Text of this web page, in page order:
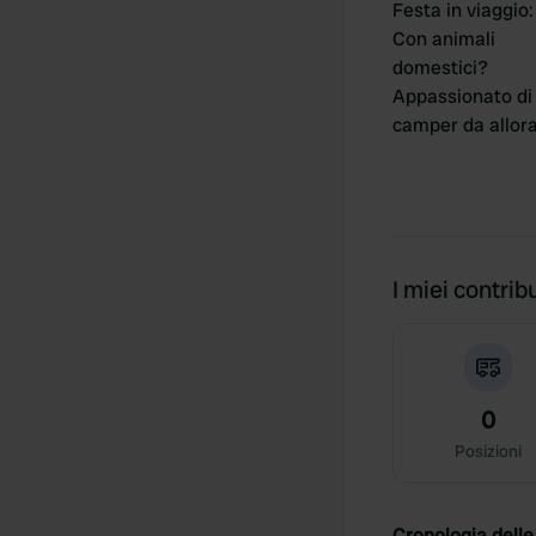
Festa in viaggio:
Con animali
domestici?
Appassionato di
camper da
I miei
0
Posizioni